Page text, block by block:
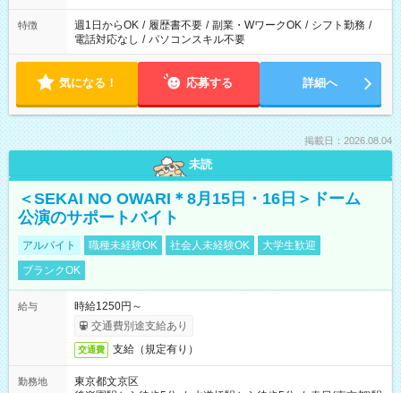
特徴 週1日からOK / 履歴書不要 / 副業・WワークOK / シフト勤務 /
電話対応なし / パソコンスキル不要
気になる！ 応募する 詳細へ
掲載日：2026.08.04
未読
＜SEKAI NO OWARI＊8月15日・16日＞ドーム
公演のサポートバイト
アルバイト 職種未経験OK 社会人未経験OK
大学生歓迎
ブランクOK
給与
時給1250円～
交通費別途支給あり
交通費 支給（規定有り）
勤務地
東京都文京区